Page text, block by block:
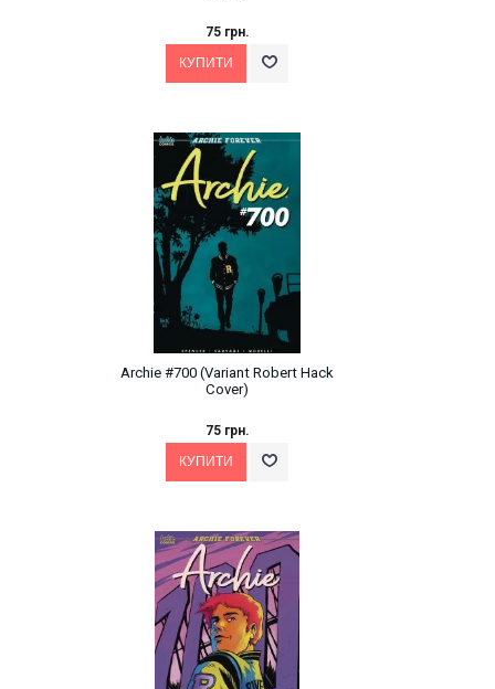
75 грн.
Archie #700 (Variant Robert Hack
Cover)
75 грн.